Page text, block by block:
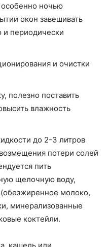
ночью
окон завешивать
и периодически
и очистки
полезно поставить
влажность
до 2-3 литров
потери солей
пить
щелочную воду,
молоко,
минерализованные
коктейли.
кашель или